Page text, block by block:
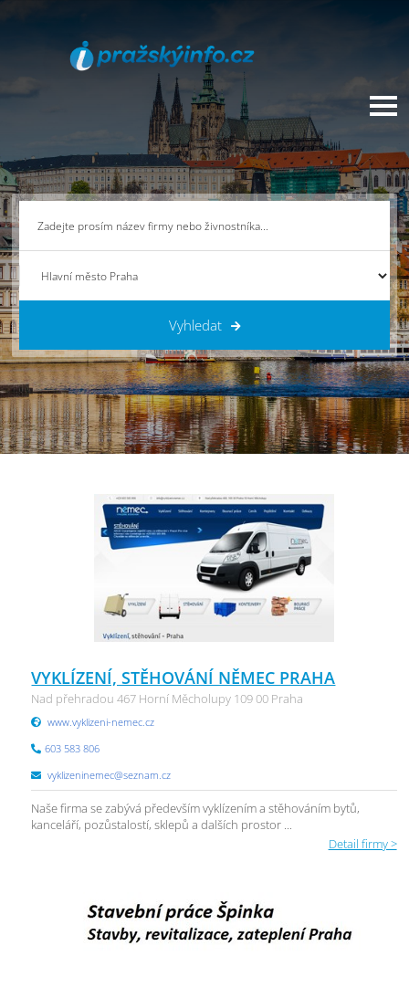
Vyhledat
VYKLÍZENÍ, STĚHOVÁNÍ NĚMEC PRAHA
Nad přehradou 467 Horní Měcholupy 109 00 Praha
www.vyklizeni-nemec.cz
603 583 806
vyklizeninemec@seznam.cz
Naše firma se zabývá především vyklízením a stěhováním bytů,
kanceláří, pozůstalostí, sklepů a dalších prostor ...
Detail firmy >